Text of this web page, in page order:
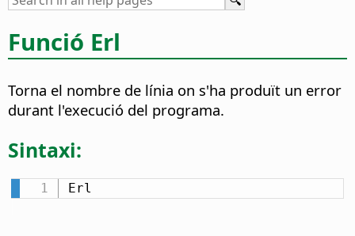
Funció Erl
Torna el nombre de línia on s'ha produït un error
durant l'execució del programa.
Sintaxi:
Erl